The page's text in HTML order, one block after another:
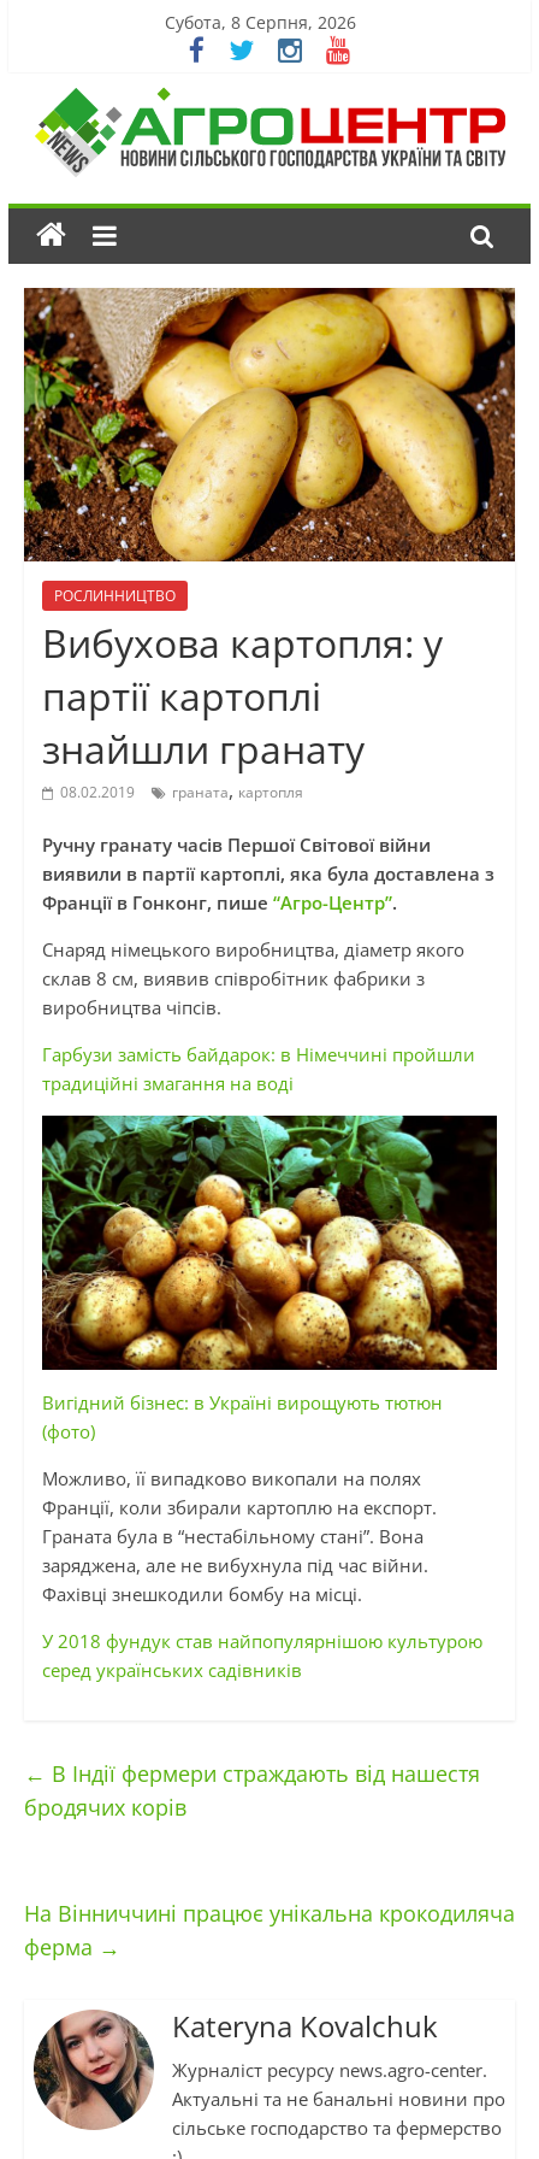
Субота, 8 Серпня, 2026
РОСЛИННИЦТВО
Вибухова картопля: у
партії картоплі
знайшли гранату
08.02.2019 граната, картопля
Ручну гранату часів Першої Світової війни
виявили в партії картоплі, яка була доставлена з
Франції в Гонконг, пише “Агро-Центр”.
Снаряд німецького виробництва, діаметр якого
склав 8 см, виявив співробітник фабрики з
виробництва чіпсів.
Гарбузи замість байдарок: в Німеччині пройшли
традиційні змагання на воді
Вигідний бізнес: в Україні вирощують тютюн
(фото)
Можливо, її випадково викопали на полях
Франції, коли збирали картоплю на експорт.
Граната була в “нестабільному стані”. Вона
заряджена, але не вибухнула під час війни.
Фахівці знешкодили бомбу на місці.
У 2018 фундук став найпопулярнішою культурою
серед українських садівників
← В Індії фермери страждають від нашестя
бродячих корів
На Вінниччині працює унікальна крокодиляча
ферма →
Kateryna Kovalchuk
Журналіст ресурсу news.agro-center.
Актуальні та не банальні новини про
сільське господарство та фермерство